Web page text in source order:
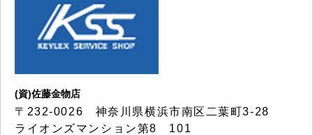
(資)佐藤金物店
〒232-0026 神奈川県横浜市南区二葉町3-28
ライオンズマンション第8 101